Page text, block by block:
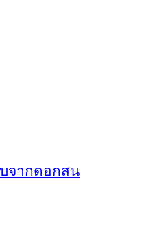
จากดอกสน